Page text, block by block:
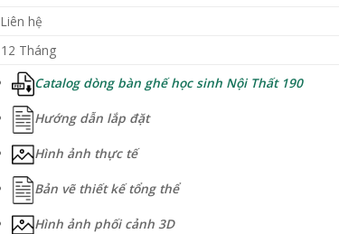
Liên hệ
12 Tháng
Catalog dòng bàn ghế học sinh Nội Thất 190
Hướng dẫn lắp đặt
Hình ảnh thực tế
Bản vẽ thiết kế tổng thể
Hình ảnh phối cảnh 3D